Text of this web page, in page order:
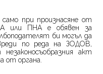
при произнасяне от
или ПНА е обявен за
би могъл да
по реда на ЗОДОВ,
акт
от органа.